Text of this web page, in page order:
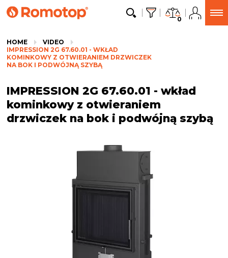
0
HOME
VIDEO
IMPRESSION 2G 67.60.01 - WKŁAD
KOMINKOWY Z OTWIERANIEM DRZWICZEK
NA BOK I PODWÓJNĄ SZYBĄ
IMPRESSION 2G 67.60.01 - wkład
kominkowy z otwieraniem
drzwiczek na bok i podwójną szybą